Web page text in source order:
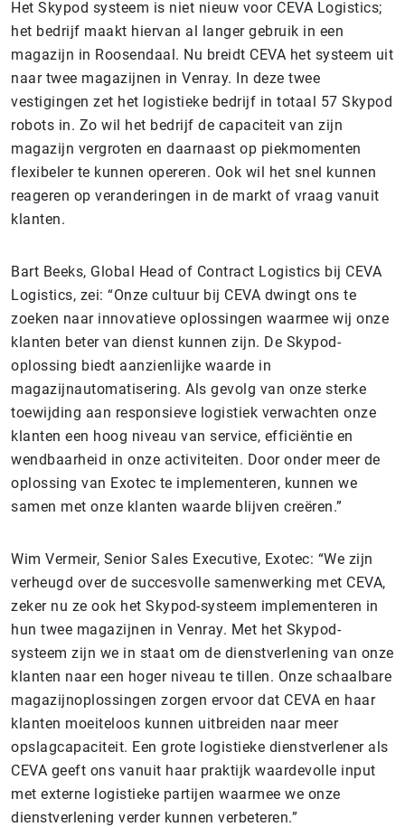
Het Skypod systeem is niet nieuw voor CEVA Logistics;
het bedrijf maakt hiervan al langer gebruik in een
magazijn in Roosendaal. Nu breidt CEVA het systeem uit
naar twee magazijnen in Venray. In deze twee
vestigingen zet het logistieke bedrijf in totaal 57 Skypod
robots in. Zo wil het bedrijf de capaciteit van zijn
magazijn vergroten en daarnaast op piekmomenten
flexibeler te kunnen opereren. Ook wil het snel kunnen
reageren op veranderingen in de markt of vraag vanuit
klanten.
Bart Beeks, Global Head of Contract Logistics bij CEVA
Logistics, zei: “Onze cultuur bij CEVA dwingt ons te
zoeken naar innovatieve oplossingen waarmee wij onze
klanten beter van dienst kunnen zijn. De Skypod-
oplossing biedt aanzienlijke waarde in
magazijnautomatisering. Als gevolg van onze sterke
toewijding aan responsieve logistiek verwachten onze
klanten een hoog niveau van service, efficiëntie en
wendbaarheid in onze activiteiten. Door onder meer de
oplossing van Exotec te implementeren, kunnen we
samen met onze klanten waarde blijven creëren.”
Wim Vermeir, Senior Sales Executive, Exotec: “We zijn
verheugd over de succesvolle samenwerking met CEVA,
zeker nu ze ook het Skypod-systeem implementeren in
hun twee magazijnen in Venray. Met het Skypod-
systeem zijn we in staat om de dienstverlening van onze
klanten naar een hoger niveau te tillen. Onze schaalbare
magazijnoplossingen zorgen ervoor dat CEVA en haar
klanten moeiteloos kunnen uitbreiden naar meer
opslagcapaciteit. Een grote logistieke dienstverlener als
CEVA geeft ons vanuit haar praktijk waardevolle input
met externe logistieke partijen waarmee we onze
dienstverlening verder kunnen verbeteren.”